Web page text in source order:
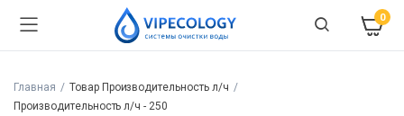
0
Главная
Товар Производительность л/ч
Производительность л/ч - 250